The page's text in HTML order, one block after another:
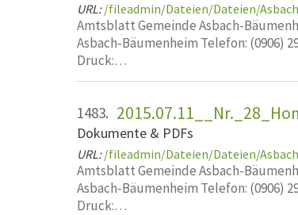
URL: /fileadmin/Dateien/Dateien/
Amtsblatt Gemeinde Asbach-
Asbach-Bäumenheim Telefon: (0906)
Druck:…
1483.
Dokumente & PDFs
URL: /fileadmin/Dateien/Dateien/
Amtsblatt Gemeinde Asbach-
Asbach-Bäumenheim Telefon: (0906)
Druck:…